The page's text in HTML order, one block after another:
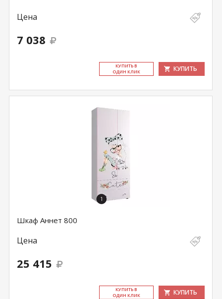
Цена
7 038
КУ­ПИТЬ В
ОДИН КЛИК
КУПИТЬ
Шкаф Аннет 800
Цена
25 415
КУ­ПИТЬ В
ОДИН КЛИК
КУПИТЬ